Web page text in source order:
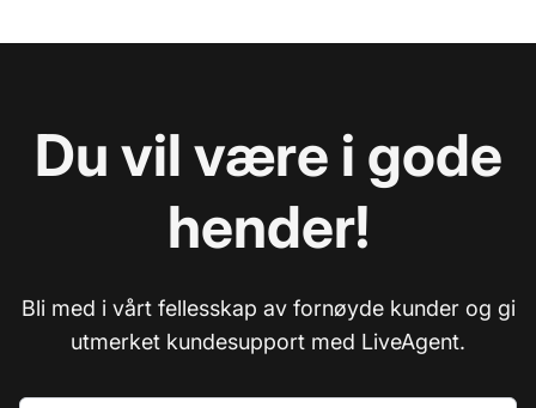
Du vil være i gode
hender!
Bli med i vårt fellesskap av fornøyde kunder og gi
utmerket kundesupport med LiveAgent.